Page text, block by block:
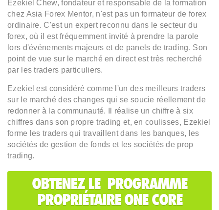
Ezekiel Chew, fondateur et responsable de la formation
chez Asia Forex Mentor, n'est pas un formateur de forex
ordinaire. C'est un expert reconnu dans le secteur du
forex, où il est fréquemment invité à prendre la parole
lors d'événements majeurs et de panels de trading. Son
point de vue sur le marché en direct est très recherché
par les traders particuliers.
Ezekiel est considéré comme l'un des meilleurs traders
sur le marché des changes qui se soucie réellement de
redonner à la communauté. Il réalise un chiffre à six
chiffres dans son propre trading et, en coulisses, Ezekiel
forme les traders qui travaillent dans les banques, les
sociétés de gestion de fonds et les sociétés de prop
trading.
OBTENEZ LE PROGRAMME
PROPRIÉTAIRE ONE CORE